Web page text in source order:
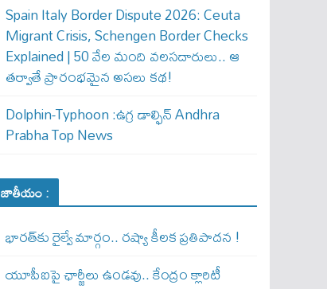
Spain Italy Border Dispute 2026: Ceuta
Migrant Crisis, Schengen Border Checks
Explained | 50 వేల మంది వలసదారులు.. ఆ
తర్వాతే ప్రారంభ‌మైన అసలు కథ!
Dolphin-Typhoon :ఉగ్ర డాల్ఫిన్ Andhra
Prabha Top News
జాతీయం :
భారత్‌కు రైల్వే మార్గం.. రష్యా కీలక ప్రతిపాదన !
యూపీఐపై ఛార్జీలు ఉండవు.. కేంద్రం క్లారిటీ